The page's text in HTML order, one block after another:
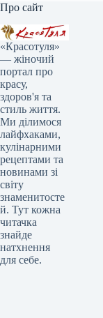
Про сайт
«Красотуля»
— жіночий
портал про
красу,
здоров'я та
стиль життя.
Ми ділимося
лайфхаками,
кулінарними
рецептами та
новинами зі
світу
знаменитосте
й. Тут кожна
читачка
знайде
натхнення
для себе.